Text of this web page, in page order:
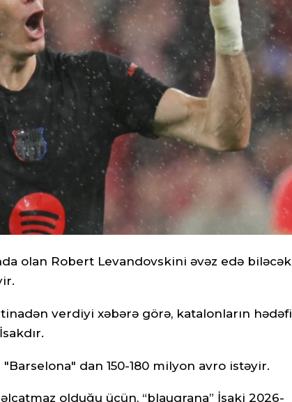
olan Robert Levandovskini əvəz edə biləcək
verdiyi xəbərə görə, katalonların hədəfi
dan 150-180 milyon avro istəyir.
olduğu üçün, “blauqrana” İsaki 2026-